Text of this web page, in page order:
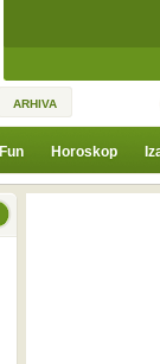
ARHIVA
Fun Horoskop